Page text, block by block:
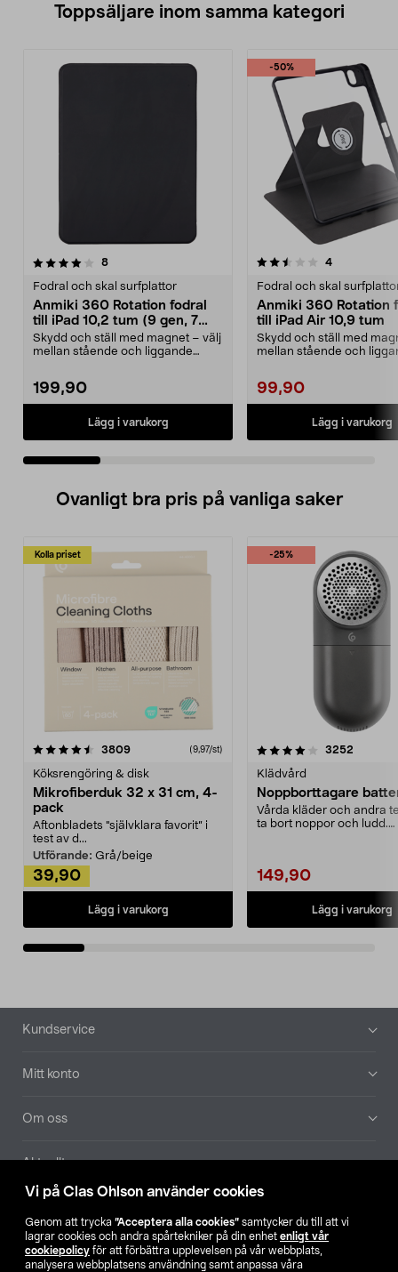
Vi på Clas Ohlson använder cookies
Genom att trycka ”Acceptera alla cookies” samtycker du till att vi
lagrar cookies och andra spårtekniker på din enhet enligt vår
cookiepolicy för att förbättra upplevelsen på vår webbplats,
analysera webbplatsens användning samt anpassa våra
Toppsäljare inom samma kategori
8recensioner
Fodral och skal surfplattor
Anmiki 360 Rotation fodral
till iPad 10,2 tum (9 gen, 7
gen, 8 gen)
Skydd och ställ med magnet – välj
mellan stående och liggande
199,90
Lägg i varukorg
-50%
2.5 av 5 stjärnor 4recensioner
Fodral och skal
Anmiki 360 Rotation
till iPad Air 10,9 tum
Skydd och ställ med
mellan stående och
99,90
Lägg i varukorg
3.5 av 5 stjärnor
Ovanligt bra pris på vanliga saker
Kolla priset
3809recensioner (9,97/st)
Köksrengöring & disk
Mikrofiberduk 32 x 31 cm, 4-
pack
Aftonbladets "självklara favorit” i
test av d...
Utförande: Grå/beige
39,90
Lägg i varukorg
-25%
4.0av 5 stjärnor 3252
Klädvård
Noppborttagare
Vårda kläder och andra
ta bort noppor och ludd.
149,90
Lägg i varukorg
4.5av 5 stjärnor
Sidfot
Kundservice
Mitt konto
Om oss
Aktuellt
Hitta butik